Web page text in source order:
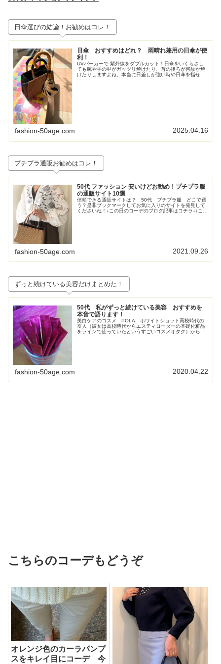
日傘選びの結論！お勧めはコレ！
日傘 おすすめはどれ？ 雨晴れ兼用の日傘が便
利！
UVパーカーで 紫外線をダブルカット！日傘をいくらさし
ても腕や手の甲がガッツリ焼けたり、首の後ろが何故か焼
けたりしますよね。本当に日差しが強い時や日傘を指せな
fashion-50age.com 2025.04.16
プチプラ通販お勧めはコレ！
50代 ファッション 安いけどお勧め！プチプラ服
の通販サイト10選
信頼できる通販サイトは？ 50代 プチプラ服 どこで買
う？是非ブックマークしてお気に入りのサイトを発見して
くださいね！↓この日のコーデのブログ記事はコチラ↓↓この
fashion-50age.com 2021.09.26
ずっと続けている美容だけまとめた！
50代 私がずっと続けている美容 おすすめを
本音で語ります！
美白ケアのコスメ POLA ホワイトショット高校時代の
友人（彼女は高校時代からエスティローダーの基礎化粧品
をラインで使っていたというすごいコスメオタク）からす
fashion-50age.com 2020.04.22
こちらのコーデもどうぞ
オレンジ色のカーラパンプ
スをキレイ目にコーデ 今